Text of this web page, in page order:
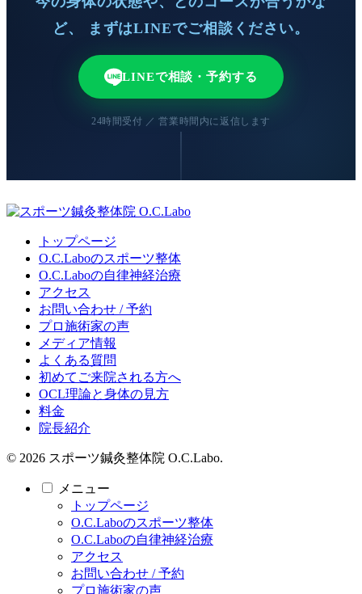
ど、 まずはLINEでご相談ください。
LINEで相談・予約する
24時間受付 ／ 営業時間内に返信します
トップページ
O.C.Laboのスポーツ整体
O.C.Laboの自律神経治療
アクセス
お問い合わせ / 予約
プロ施術家の声
メディア情報
よくある質問
初めてご来院される方へ
OCL理論と身体の見方
料金
院長紹介
© 2026 スポーツ鍼灸整体院 O.C.Labo.
メニュー
トップページ
O.C.Laboのスポーツ整体
O.C.Laboの自律神経治療
アクセス
お問い合わせ / 予約
プロ施術家の声